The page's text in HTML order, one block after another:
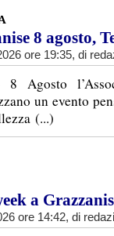
8 agosto,
ore 19:35, di
8 Agosto
un evento
(...)
a
ore 14:42, di